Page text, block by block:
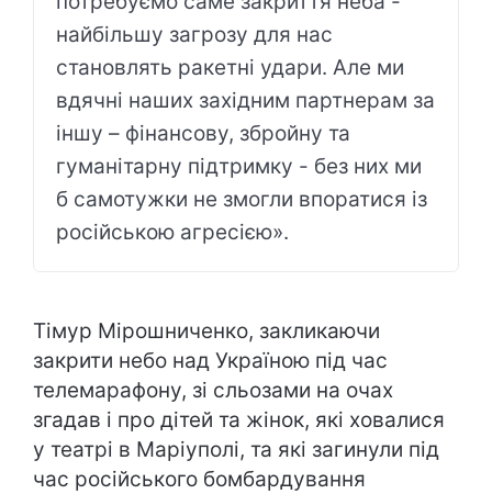
найбільшу загрозу для нас
становлять ракетні удари. Але ми
вдячні наших західним партнерам за
іншу – фінансову, збройну та
гуманітарну підтримку - без них ми
б самотужки не змогли впоратися із
російською агресією».
Тімур Мірошниченко, закликаючи
закрити небо над Україною під час
телемарафону, зі сльозами на очах
згадав і про дітей та жінок, які ховалися
у театрі в Маріуполі, та які загинули під
час російського бомбардування